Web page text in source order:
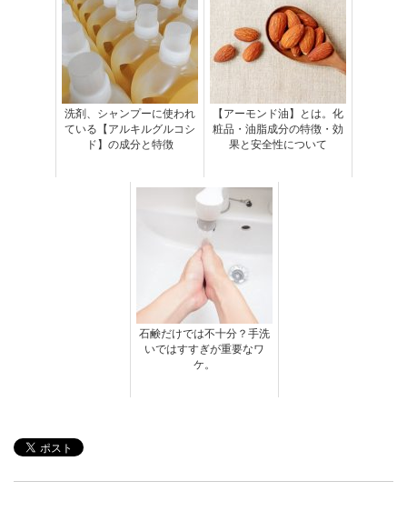
洗剤、シャンプーに使われ
ている【アルキルグルコシ
ド】の成分と特徴
【アーモンド油】とは。化
粧品・油脂成分の特徴・効
果と安全性について
石鹸だけでは不十分？手洗
いではすすぎが重要なワ
ケ。